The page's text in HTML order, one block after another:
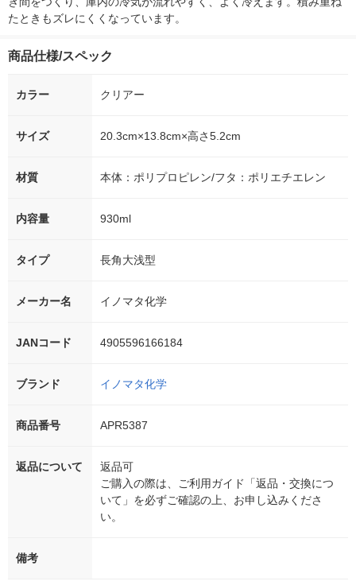
たときもズレにくくなっています。
商品仕様/スペック
カラー クリアー
サイズ 20.3cm×13.8cm×高さ5.2cm
材質 本体：ポリプロピレン/フタ：ポリエチエレン
内容量 930ml
タイプ 長角大浅型
メーカー名 イノマタ化学
JANコード 4905596166184
ブランド イノマタ化学
商品番号 APR5387
返品について
返品可
ご購入の際は、ご利用ガイド「返品・交換につ
いて」を必ずご確認の上、お申し込みくださ
い。
備考